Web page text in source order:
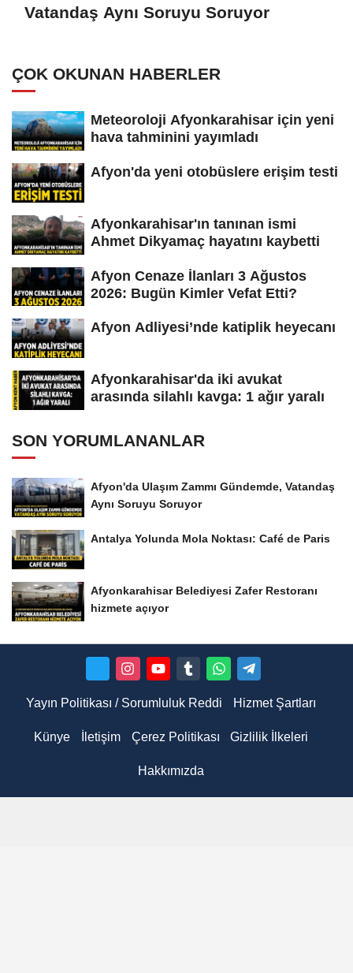
Vatandaş Aynı Soruyu Soruyor
ÇOK OKUNAN HABERLER
Meteoroloji Afyonkarahisar için yeni
hava tahminini yayımladı
Afyon'da yeni otobüslere erişim testi
Afyonkarahisar'ın tanınan ismi
Ahmet Dikyamaç hayatını kaybetti
Afyon Cenaze İlanları 3 Ağustos
2026: Bugün Kimler Vefat Etti?
Afyon Adliyesi’nde katiplik heyecanı
Afyonkarahisar'da iki avukat
arasında silahlı kavga: 1 ağır yaralı
SON YORUMLANANLAR
Afyon'da Ulaşım Zammı Gündemde, Vatandaş
Aynı Soruyu Soruyor
Antalya Yolunda Mola Noktası: Café de Paris
Afyonkarahisar Belediyesi Zafer Restoranı
hizmete açıyor
Yayın Politikası / Sorumluluk Reddi Hizmet Şartları
Künye İletişim Çerez Politikası Gizlilik İlkeleri
Hakkımızda